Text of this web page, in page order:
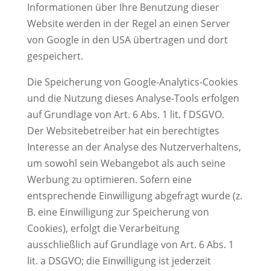
Informationen über Ihre Benutzung dieser
Website werden in der Regel an einen Server
von Google in den USA übertragen und dort
gespeichert.
Die Speicherung von Google-Analytics-Cookies
und die Nutzung dieses Analyse-Tools erfolgen
auf Grundlage von Art. 6 Abs. 1 lit. f DSGVO.
Der Websitebetreiber hat ein berechtigtes
Interesse an der Analyse des Nutzerverhaltens,
um sowohl sein Webangebot als auch seine
Werbung zu optimieren. Sofern eine
entsprechende Einwilligung abgefragt wurde (z.
B. eine Einwilligung zur Speicherung von
Cookies), erfolgt die Verarbeitung
ausschließlich auf Grundlage von Art. 6 Abs. 1
lit. a DSGVO; die Einwilligung ist jederzeit